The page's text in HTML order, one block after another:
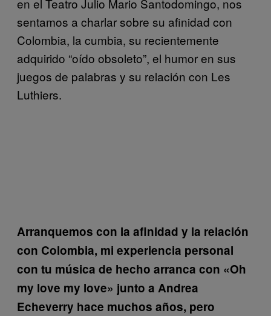
sentamos a charlar sobre su afinidad con
Colombia, la cumbia, su recientemente
adquirido “oído obsoleto”, el humor en sus
juegos de palabras y su relación con Les
Luthiers.
Arranquemos con la afinidad y la relación
con Colombia, mi experiencia personal
con tu música de hecho arranca con «Oh
my love my love» junto a Andrea
Echeverry hace muchos años, pero